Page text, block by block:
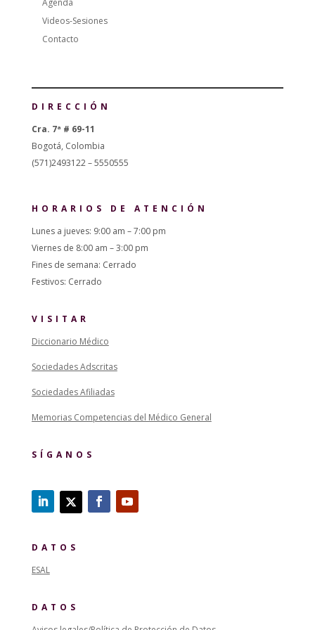
Agenda
Videos-Sesiones
Contacto
DIRECCIÓN
Cra. 7ª # 69-11
Bogotá, Colombia
(571)2493122 – 5550555
HORARIOS DE ATENCIÓN
Lunes a jueves: 9:00 am – 7:00 pm
Viernes de 8:00 am – 3:00 pm
Fines de semana: Cerrado
Festivos: Cerrado
VISITAR
Diccionario Médico
Sociedades Adscritas
Sociedades Afiliadas
Memorias Competencias del Médico General
SÍGANOS
DATOS
ESAL
DATOS